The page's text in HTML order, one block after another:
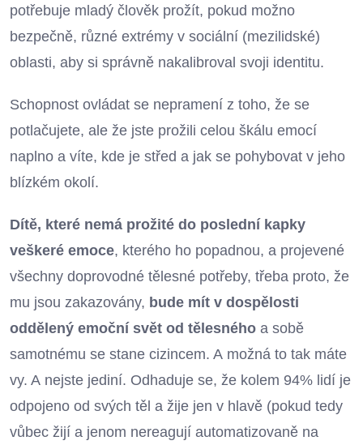
potřebuje mladý člověk prožít, pokud možno
bezpečně, různé extrémy v sociální (mezilidské)
oblasti, aby si správně nakalibroval svoji identitu.
Schopnost ovládat se nepramení z toho, že se
potlačujete, ale že jste prožili celou škálu emocí
naplno a víte, kde je střed a jak se pohybovat v jeho
blízkém okolí.
Dítě, které nemá prožité do poslední kapky
veškeré emoce, kterého ho popadnou, a projevené
všechny doprovodné tělesné potřeby, třeba proto, že
mu jsou zakazovány, bude mít v dospělosti
oddělený emoční svět od tělesného a sobě
samotnému se stane cizincem. A možná to tak máte
vy. A nejste jediní. Odhaduje se, že kolem 94% lidí je
odpojeno od svých těl a žije jen v hlavě (pokud tedy
vůbec žijí a jenom nereagují automatizovaně na